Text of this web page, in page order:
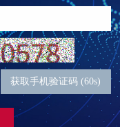
获取手机验证码 (60s)